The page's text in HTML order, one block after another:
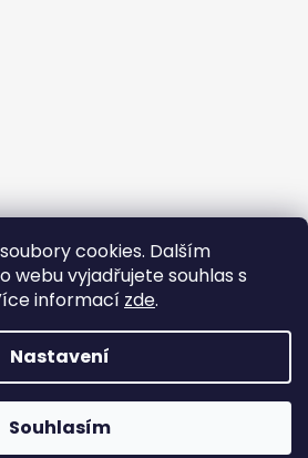
cookies. Dalším
webu vyjadřujete souhlas s
informací zde.
Nastavení
Souhlasím
kamna Děčín. Všechna práva
vyhrazena.